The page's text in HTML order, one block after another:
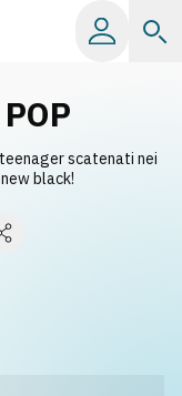
scatenati nei
black!